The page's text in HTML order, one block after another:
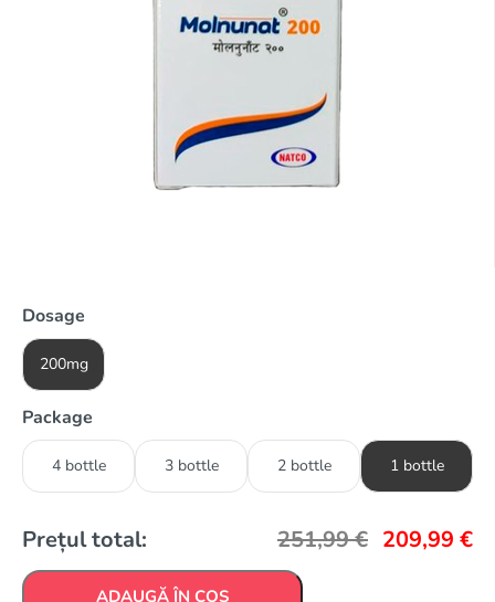
Dosage
200mg
Package
4 bottle 3 bottle 2 bottle 1 bottle
Prețul total: 251,99€ 209,99 €
ADAUGĂ ÎN COȘ